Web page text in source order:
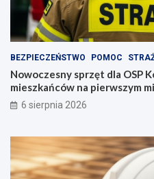
BEZPIECZEŃSTWO POMOC
Nowoczesny sprzęt dla OSP
mieszkańców na pierwszym
6 sierpnia 2026